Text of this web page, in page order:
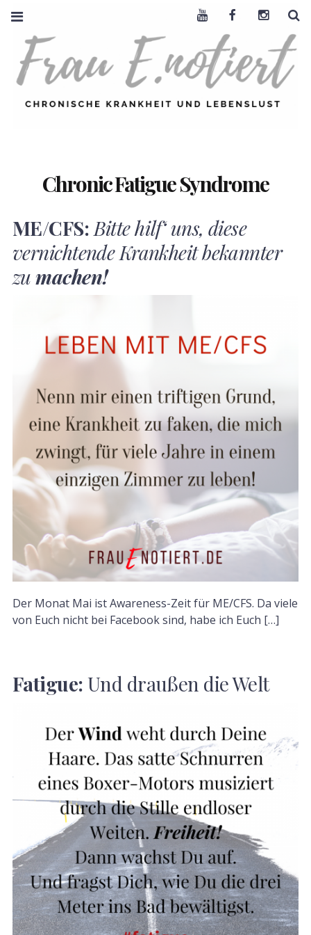
LEBENSLUST
Chronic Fatigue Syndrome
ME/CFS: Bitte hilf‘ uns, diese
vernichtende Krankheit bekannter
zumachen!
Der Monat Mai ist Awareness-Zeit für ME/CFS. Da viele
von Euch nicht bei Facebook sind, habe ich Euch […]
Fatigue:Und draußen die Welt
Youtube Facebook